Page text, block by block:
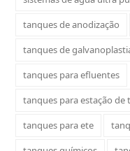
tanques de anodização
tanques de
tanques para efluentes
tanques para estação
tanques para ete